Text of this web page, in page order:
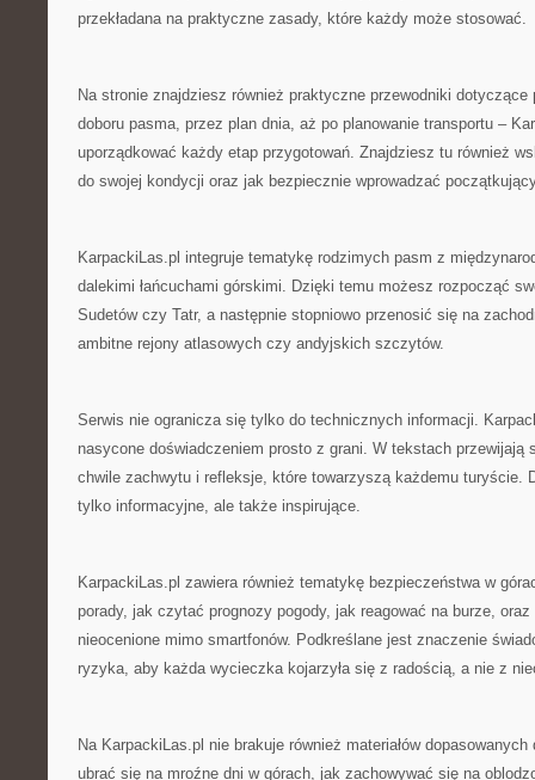
przekładana na praktyczne zasady, które każdy może stosować.
Na stronie znajdziesz również praktyczne przewodniki dotyczące
doboru pasma, przez plan dnia, aż po planowanie transportu –
uporządkować każdy etap przygotowań. Znajdziesz tu również
do swojej kondycji oraz jak bezpiecznie wprowadzać
KarpackiLas.pl integruje tematykę rodzimych pasm z
dalekimi łańcuchami górskimi. Dzięki temu możesz rozpocząć
Sudetów czy Tatr, a następnie stopniowo przenosić się na
ambitne rejony atlasowych czy andyjskich szczytów.
Serwis nie ogranicza się tylko do technicznych informacji.
nasycone doświadczeniem prosto z grani. W tekstach
chwile zachwytu i refleksje, które towarzyszą każdemu turyście.
tylko informacyjne, ale także inspirujące.
KarpackiLas.pl zawiera również tematykę bezpieczeństwa w
porady, jak czytać prognozy pogody, jak reagować na burze,
nieocenione mimo smartfonów. Podkreślane jest znaczenie
ryzyka, aby każda wycieczka kojarzyła się z radością, a nie z
Na KarpackiLas.pl nie brakuje również materiałów
ubrać się na mroźne dni w górach, jak zachowywać się na